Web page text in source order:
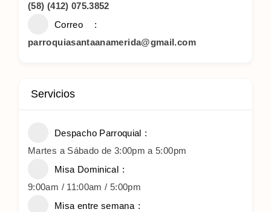
(58) (412) 075.3852
Correo
parroquiasantaanamerida@gmail.com
Servicios
Despacho Parroquial
Martes a Sábado de 3:00pm a 5:00pm
Misa Dominical
9:00am / 11:00am / 5:00pm
Misa entre semana